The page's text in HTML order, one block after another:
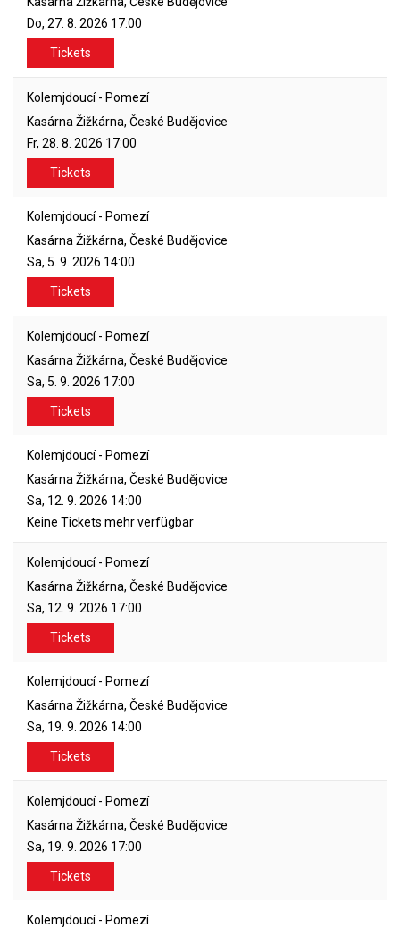
Do, 27. 8. 2026 17:00
Tickets
Kolemjdoucí - Pomezí
Kasárna Žižkárna, České Budějovice
Fr, 28. 8. 2026 17:00
Tickets
Kolemjdoucí - Pomezí
Kasárna Žižkárna, České Budějovice
Sa, 5. 9. 2026 14:00
Tickets
Kolemjdoucí - Pomezí
Kasárna Žižkárna, České Budějovice
Sa, 5. 9. 2026 17:00
Tickets
Kolemjdoucí - Pomezí
Kasárna Žižkárna, České Budějovice
Sa, 12. 9. 2026 14:00
Keine Tickets mehr verfügbar
Kolemjdoucí - Pomezí
Kasárna Žižkárna, České Budějovice
Sa, 12. 9. 2026 17:00
Tickets
Kolemjdoucí - Pomezí
Kasárna Žižkárna, České Budějovice
Sa, 19. 9. 2026 14:00
Tickets
Kolemjdoucí - Pomezí
Kasárna Žižkárna, České Budějovice
Sa, 19. 9. 2026 17:00
Tickets
Kolemjdoucí - Pomezí